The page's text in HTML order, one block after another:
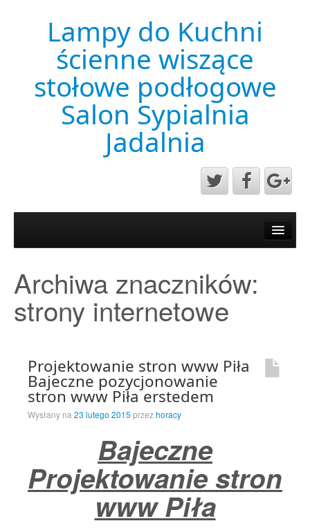
Lampy do Kuchni
ścienne wiszące
stołowe podłogowe
Salon Sypialnia
Jadalnia
Przykładowa strona
Strona Główna
Archiwa znaczników:
strony internetowe
Projektowanie stron www Piła
Bajeczne pozycjonowanie
stron www Piła erstedem
Wysłany na 23 lutego 2015 przezhoracy
Bajeczne
Projektowanie stron
www Piła